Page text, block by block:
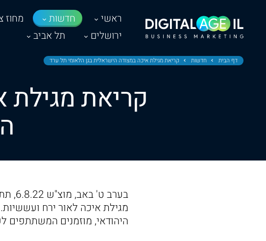
ראשי חדשות מחוז
ירושלים
תל אביב
דף הבית חדשות קריאת מגילת איכה במצודה הישראלית בגן הלאומי תל ערד
קריאת מגילת
מגילת איכה לאור ירח
היהודאי, מוזמנים המשתתפים